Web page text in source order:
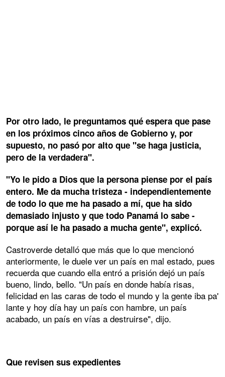
Por otro lado, le preguntamos qué espera que pase
en los próximos cinco años de Gobierno y, por
supuesto, no pasó por alto que "se haga justicia,
pero de la verdadera".
"Yo le pido a Dios que la persona piense por el país
entero. Me da mucha tristeza - independientemente
de todo lo que me ha pasado a mí, que ha sido
demasiado injusto y que todo Panamá lo sabe -
porque así le ha pasado a mucha gente", explicó.
Castroverde detalló que más que lo que mencionó
anteriormente, le duele ver un país en mal estado, pues
recuerda que cuando ella entró a prisión dejó un país
bueno, lindo, bello. "Un país en donde había risas,
felicidad en las caras de todo el mundo y la gente iba pa'
lante y hoy día hay un país con hambre, un país
acabado, un país en vías a destruirse", dijo.
Que revisen sus expedientes